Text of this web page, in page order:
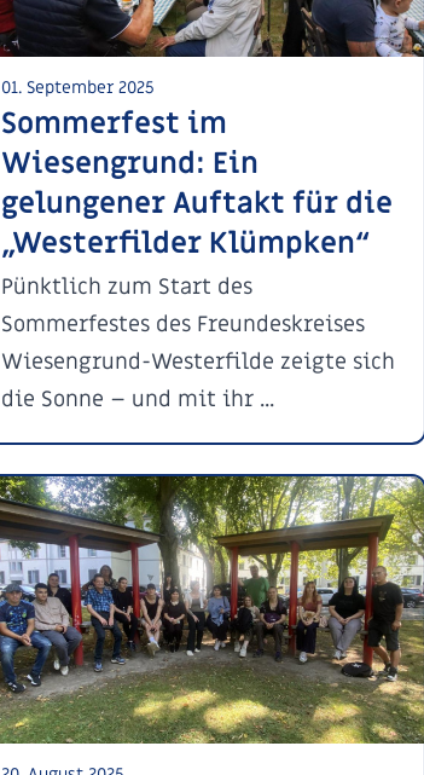
01. September 2025
Sommerfest im
Wiesengrund: Ein
gelungener Auftakt für die
„Westerfilder Klümpken“
Pünktlich zum Start des
Sommerfestes des Freundeskreises
Wiesengrund-Westerfilde zeigte sich
die Sonne – und mit ihr ...